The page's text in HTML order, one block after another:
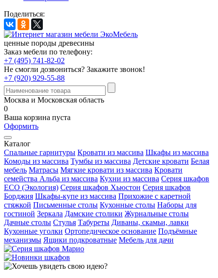
Поделиться:
ценные породы древесины
Заказ мебели по телефону:
+7 (495) 741-82-02
Не смогли дозвониться? Закажите звонок!
+7 (920) 929-55-88
Москва и Московская область
0
Ваша корзина пуста
Оформить
Каталог
Спальные гарнитуры Кровати из массива Шкафы из массива
Комоды из массива Тумбы из массива Детские кровати Белая
мебель Матрасы Мягкие кровати из массива Кровати
семейства Альба из массива Кухни из массива Серия шкафов
ECO (Экология) Серия шкафов Хьюстон Серия шкафов
Борджия Шкафы-купе из массива Прихожие с каретной
стяжкой Письменные столы Кухонные столы Наборы для
гостиной Зеркала Дамские столики Журнальные столы
Дачные столы Стулья Табуреты Диваны, скамьи, лавки
Кухонные уголки Ортопедическое основание Подъёмные
механизмы Ящики подкроватные Мебель для дачи